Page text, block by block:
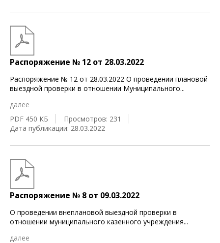
Распоряжение № 12 от 28.03.2022
Распоряжение № 12 от 28.03.2022 О проведении плановой
выездной проверки в отношении Муниципального...
далее
PDF 450 КБ
Просмотров: 231
Дата публикации: 28.03.2022
Распоряжение № 8 от 09.03.2022
О проведении внеплановой выездной проверки в
отношении муниципального казенного учреждения...
далее